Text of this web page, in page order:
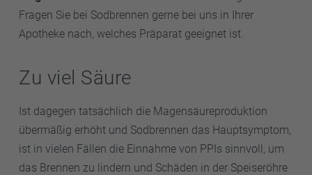
Fragen Sie bei Sodbrennen gerne bei uns in Ihrer
Apotheke nach, welches Präparat geeignet ist.
Zu viel Säure
Ist dagegen tatsächlich die Magensäureproduktion
übermäßig erhöht und Sodbrennen das Hauptsymptom,
ist in vielen Fällen die Einnahme von PPIs sinnvoll, um
das Brennen zu lindern und Schäden in der Speiseröhre